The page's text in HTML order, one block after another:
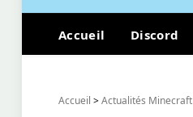
Accueil Discord
Accueil >Actualités Minecraft